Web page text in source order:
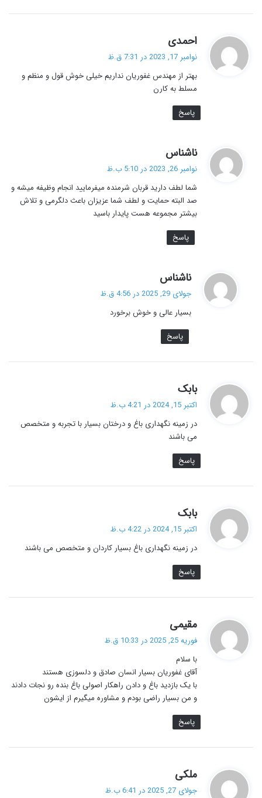
احمدی
ف
:
نوامبر 17, 2023 در 7:31 ق.ظ
بهتر از مهندس غفوریان نداریم خیلی خوش قول و منظم و
مسلط به کارن
پاسخ
ناشناس
ف
:
نوامبر 26, 2023 در 5:10 ب.ظ
شما لطف دارید قربان شرمنده میفرمایید انجام وظیفه میشه و
صد البته حمایت و لطف شما عزیزان باعث دلگرمی و تلاش
بیشتر مجموعه هست پایدار باسید
پاسخ
ناشناس
ف
:
جولای 29, 2025 در 4:56 ق.ظ
بسیار عالی و خوش برخورد
پاسخ
بابک
ف
:
اکتبر 15, 2024 در 4:21 ب.ظ
در زمینه نگهداری باغ و درختان بسیار با تجربه و متخصص
می باشند
پاسخ
بابک
ف
:
اکتبر 15, 2024 در 4:22 ب.ظ
در زمینه نگهداری باغ بسیار کاردان و متخصص می باشند
پاسخ
مقیمی
فوریه 25, 2025 در 10:33 ق.ظ
با سلام
آقای غفوریان بسیار انسان صادق و دلسوزی هستند
با یک بازدید باغ و دادن راهکار اصولی باغ بنده رو نجات دادند
و من بسیار راضی بودم و مشاوره میگیرم از ایشون
پاسخ
ملکی
ف جولای 27, 2025 در 6:41 ب.ظ